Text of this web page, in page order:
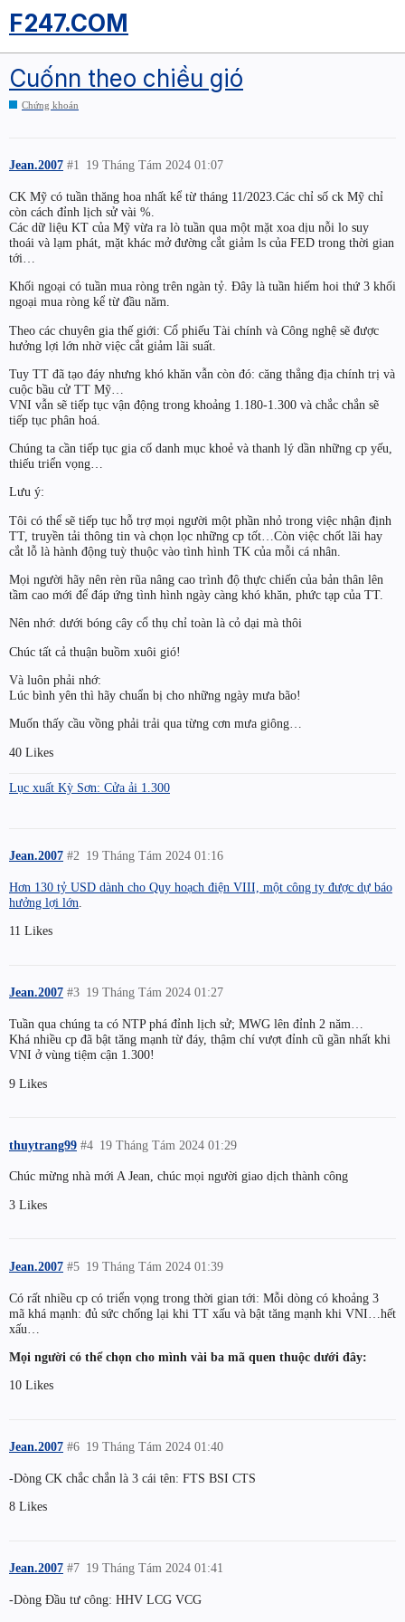
F247.COM
Cuốnn theo chiều gió
Chứng khoán
Jean.2007 19 Tháng Tám 2024 01:07
#1
CK Mỹ có tuần thăng hoa nhất kể từ tháng 11/2023.Các chỉ số ck Mỹ chỉ
còn cách đỉnh lịch sử vài %.
Các dữ liệu KT của Mỹ vừa ra lò tuần qua một mặt xoa dịu nỗi lo suy
thoái và lạm phát, mặt khác mở đường cắt giảm ls của FED trong thời gian
tới…
Khối ngoại có tuần mua ròng trên ngàn tỷ. Đây là tuần hiếm hoi thứ 3 khối
ngoại mua ròng kể từ đầu năm.
Theo các chuyên gia thế giới: Cổ phiếu Tài chính và Công nghệ sẽ được
hưởng lợi lớn nhờ việc cắt giảm lãi suất.
Tuy TT đã tạo đáy nhưng khó khăn vẫn còn đó: căng thẳng địa chính trị và
cuộc bầu cử TT Mỹ…
VNI vẫn sẽ tiếp tục vận động trong khoảng 1.180-1.300 và chắc chắn sẽ
tiếp tục phân hoá.
Chúng ta cần tiếp tục gia cố danh mục khoẻ và thanh lý dần những cp yếu,
thiếu triển vọng…
Lưu ý:
Tôi có thể sẽ tiếp tục hỗ trợ mọi người một phần nhỏ trong việc nhận định
TT, truyền tải thông tin và chọn lọc những cp tốt…Còn việc chốt lãi hay
cắt lỗ là hành động tuỳ thuộc vào tình hình TK của mỗi cá nhân.
Mọi người hãy nên rèn rũa nâng cao trình độ thực chiến của bản thân lên
tầm cao mới để đáp ứng tình hình ngày càng khó khăn, phức tạp của TT.
Nên nhớ: dưới bóng cây cổ thụ chỉ toàn là cỏ dại mà thôi
Chúc tất cả thuận buồm xuôi gió!
Và luôn phải nhớ:
Lúc bình yên thì hãy chuẩn bị cho những ngày mưa bão!
Muốn thấy cầu vồng phải trải qua từng cơn mưa giông…
40 Likes
Lục xuất Kỳ Sơn: Cửa ải 1.300
Jean.2007 19 Tháng Tám 2024 01:16
#2
Hơn 130 tỷ USD dành cho Quy hoạch điện VIII, một công ty được dự báo
hưởng lợi lớn
11 Likes
Jean.2007 19 Tháng Tám 2024 01:27
#3
Tuần qua chúng ta có NTP phá đỉnh lịch sử; MWG lên đỉnh 2 năm…
Khá nhiều cp đã bật tăng mạnh từ đáy, thậm chí vượt đỉnh cũ gần nhất khi
VNI ở vùng tiệm cận 1.300!
9 Likes
thuytrang99 19 Tháng Tám 2024 01:29
#4
Chúc mừng nhà mới A Jean, chúc mọi người giao dịch thành công
3 Likes
Jean.2007 19 Tháng Tám 2024 01:39
#5
Có rất nhiều cp có triển vọng trong thời gian tới: Mỗi dòng có khoảng 3
mã khá mạnh: đủ sức chống lại khi TT xấu và bật tăng mạnh khi VNI…hết
xấu…
Mọi người có thể chọn cho mình vài ba mã quen thuộc dưới đây:
10 Likes
Jean.2007 19 Tháng Tám 2024 01:40
#6
-Dòng CK chắc chắn là 3 cái tên: FTS BSI CTS
8 Likes
Jean.2007 19 Tháng Tám 2024 01:41
#7
-Dòng Đầu tư công: HHV LCG VCG